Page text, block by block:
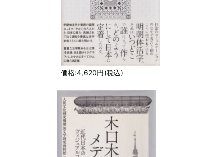
価格:4,620円(税込)